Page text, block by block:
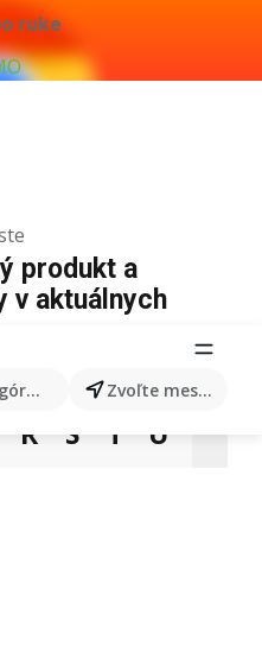
ruke
produkty... Zvoľte mesto
produkt a
v aktuálnych
C E F G
R S T U V